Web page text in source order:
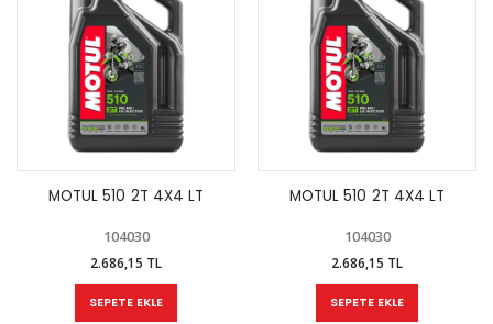
MOTUL 510 2T 4X4 LT
104030
2.686,15 TL
SEPETE EKLE
MOTUL 510 2T 4X4 LT
104030
2.686,15 TL
SEPETE EKLE